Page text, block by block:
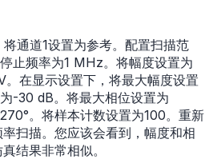
通道1设置为参考。配置扫描范
止频率为1 MHz。将幅度设置为
在显示设置下，将最大幅度设置
-30 dB。将最大相位设置为
。将样本计数设置为100。重新
扫描。您应该会看到，幅度和相
结果非常相似。